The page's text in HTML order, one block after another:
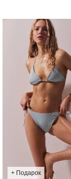
+ Подарок